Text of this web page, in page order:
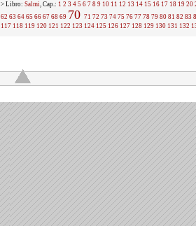
> Libro: Salmi, Cap.: 1 2 3 4 5 6 7 8 9 10 11 12 13 14 15 16 17 18 19 20
62 63 64 65 66 67 68 69 70 71 72 73 74 75 76 77 78 79 80 81 82 83
117 118 119 120 121 122 123 124 125 126 127 128 129 130 131 132